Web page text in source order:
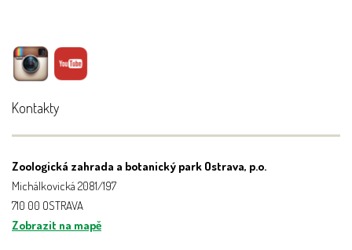
Kontakty
Zoologická zahrada a botanický park Ostrava, p.o.
Michálkovická 2081/197
710 00 OSTRAVA
Zobrazit na mapě